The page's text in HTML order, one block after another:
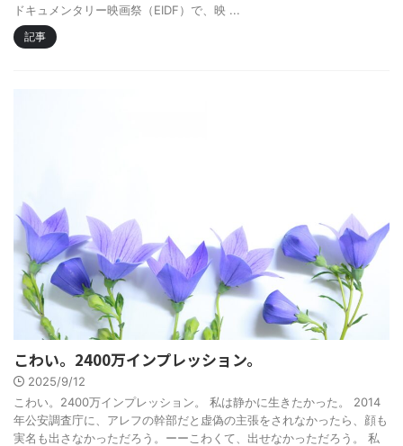
ドキュメンタリー映画祭（EIDF）で、映 ...
記事
こわい。2400万インプレッション。
2025/9/12
こわい。2400万インプレッション。 私は静かに生きたかった。 2014
年公安調査庁に、アレフの幹部だと虚偽の主張をされなかったら、顔も
実名も出さなかっただろう。ーーこわくて、出せなかっただろう。 私